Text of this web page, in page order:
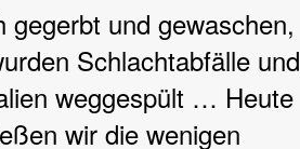
gegerbt und gewaschen,
Schlachtabfälle und
weggespült … Heute
wir die wenigen